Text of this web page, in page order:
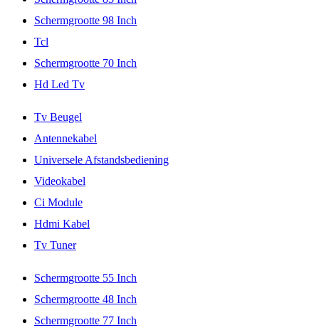
Schermgrootte 98 Inch
Tcl
Schermgrootte 70 Inch
Hd Led Tv
Tv Beugel
Antennekabel
Universele Afstandsbediening
Videokabel
Ci Module
Hdmi Kabel
Tv Tuner
Schermgrootte 55 Inch
Schermgrootte 48 Inch
Schermgrootte 77 Inch